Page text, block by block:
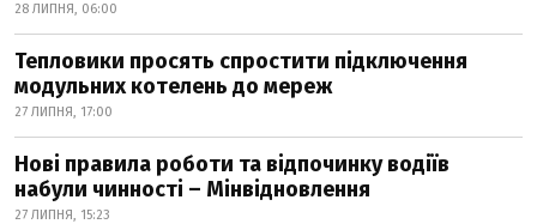
28 ЛИПНЯ, 06:00
Тепловики просять спростити підключення
модульних котелень до мереж
27 ЛИПНЯ, 17:00
Нові правила роботи та відпочинку водіїв
набули чинності – Мінвідновлення
27 ЛИПНЯ, 15:23